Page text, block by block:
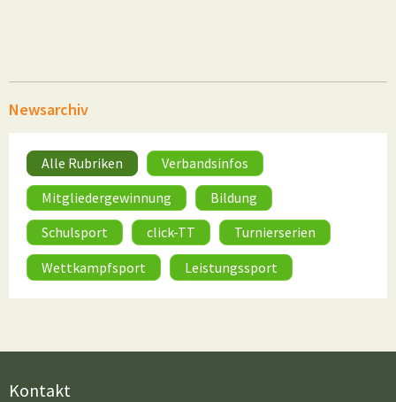
Newsarchiv
Alle Rubriken
Verbandsinfos
Mitgliedergewinnung
Bildung
Schulsport
click-TT
Turnierserien
Wettkampfsport
Leistungssport
Kontakt